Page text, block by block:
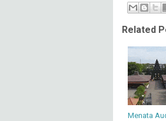
Related
Menata